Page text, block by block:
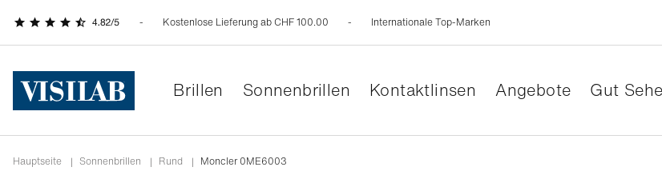
Kostenlose Lieferung ab CHF 100.00 Internationale Top-Marken
Brillen Sonnenbrillen Kontaktlinsen Angebote Gut
Hauptseite | Sonnenbrillen | rund | Moncler 0ME6003